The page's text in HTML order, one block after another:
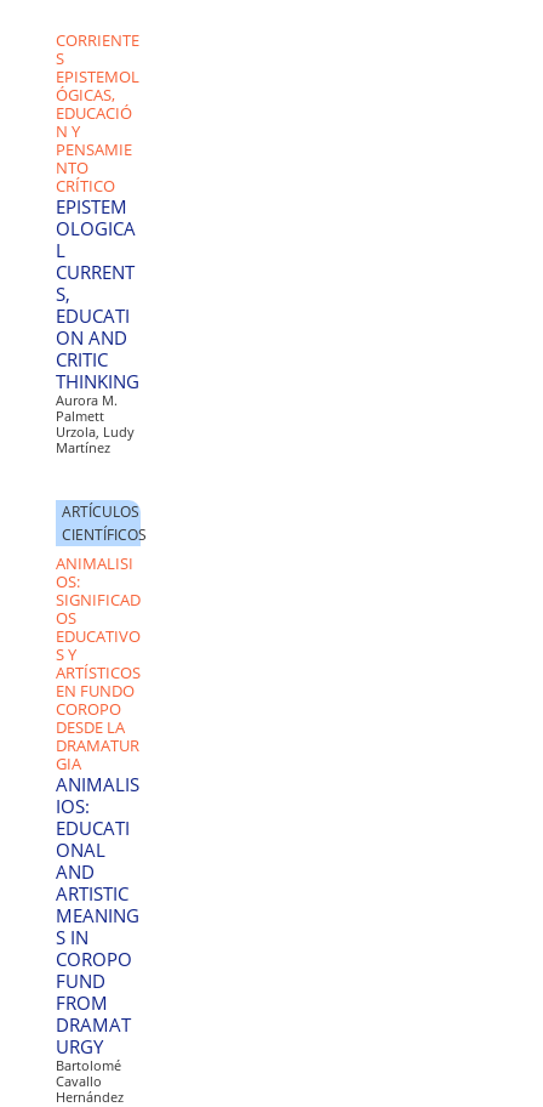
CORRIENTE
S
EPISTEMOL
ÓGICAS,
EDUCACIÓ
N Y
PENSAMIE
NTO
CRÍTICO
EPISTEM
OLOGICA
L
CURRENT
S,
EDUCATI
ON AND
CRITIC
THINKING
Aurora M.
Palmett
Urzola, Ludy
Martínez
ARTÍCULOS
CIENTÍFICOS
ANIMALISI
OS:
SIGNIFICAD
OS
EDUCATIVO
S Y
ARTÍSTICOS
EN FUNDO
COROPO
DESDE LA
DRAMATUR
GIA
ANIMALIS
IOS:
EDUCATI
ONAL
AND
ARTISTIC
MEANING
S IN
COROPO
FUND
FROM
DRAMAT
URGY
Bartolomé
Cavallo
Hernández